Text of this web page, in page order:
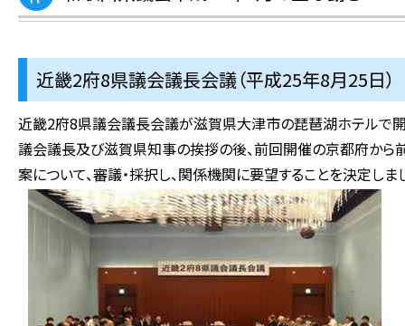
近畿2府8県議会議長会議（平成25年8月25日）
近畿2府8県議会議長会議が滋賀県大津市の琵琶湖ホテルで
議会議長及び滋賀県知事の挨拶の後、前回開催の京都府から
案について、審議・採択し、関係機関に要望することを決定しま